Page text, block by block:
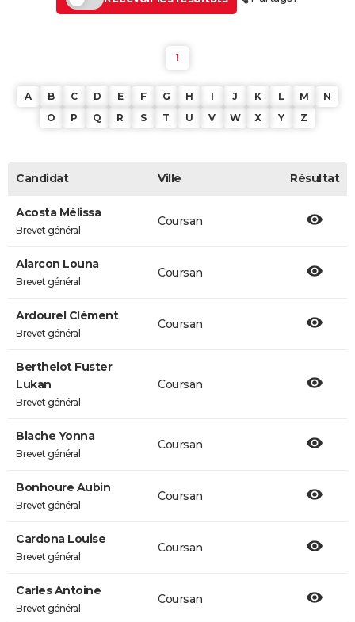
1
A B C D E F G H I J K L M
N
O
P Q R S T U V W X Y Z
Candidat Ville Résultat
Acosta Mélissa
Brevet général
Coursan
Alarcon Louna
Brevet général
Coursan
Ardourel Clément
Brevet général
Coursan
Berthelot Fuster
Lukan
Brevet général
Coursan
Blache Yonna
Brevet général
Coursan
Bonhoure Aubin
Brevet général
Coursan
Cardona Louise
Brevet général
Coursan
Carles Antoine
Brevet général
Coursan